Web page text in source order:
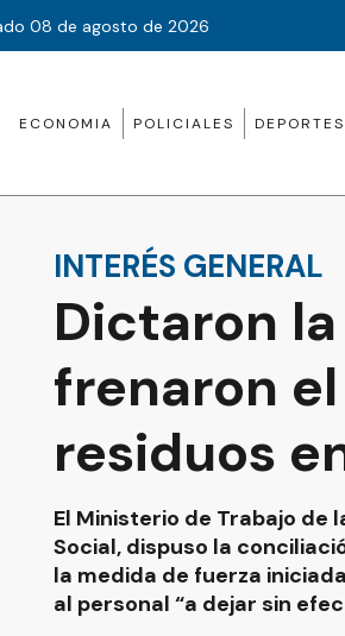
08 de agosto de 2026
ECONOMIA POLICIALES DEPORTES
INTERÉS GENERAL
Dictaron
frenaron
residuos
El Ministerio de Trabajo de
Social, dispuso la
la medida de fuerza
al personal “a dejar sin